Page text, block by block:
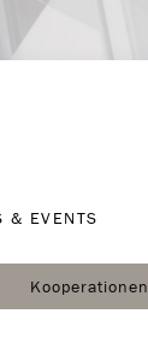
& EVENTS
Kooperationen